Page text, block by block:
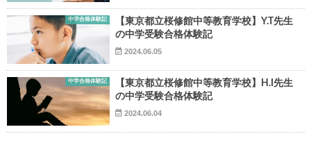
▶
中学合格体験記
【東京都立桜修館中等教育学校】Y.T先生
の中学受験合格体験記
2024.06.05
中学合格体験記
【東京都立桜修館中等教育学校】H.I先生
の中学受験合格体験記
2024.06.04